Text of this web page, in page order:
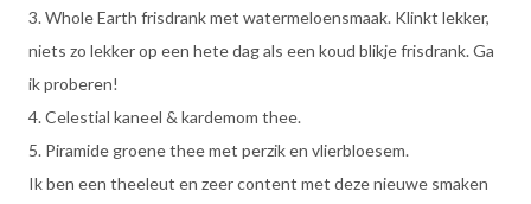
3. Whole Earth frisdrank met watermeloensmaak. Klinkt lekker,
niets zo lekker op een hete dag als een koud blikje frisdrank. Ga
ik proberen!
4. Celestial kaneel & kardemom thee.
5. Piramide groene thee met perzik en vlierbloesem.
Ik ben een theeleut en zeer content met deze nieuwe smaken